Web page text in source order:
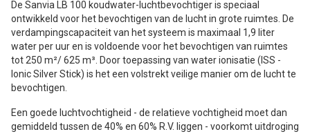
De Sanvia LB 100 koudwater-luchtbevochtiger is speciaal
ontwikkeld voor het bevochtigen van de lucht in grote ruimtes. De
verdampingscapaciteit van het systeem is maximaal 1,9 liter
water per uur en is voldoende voor het bevochtigen van ruimtes
tot 250 m²/ 625 m³. Door toepassing van water ionisatie (ISS -
Ionic Silver Stick) is het een volstrekt veilige manier om de lucht te
bevochtigen.
Een goede luchtvochtigheid - de relatieve vochtigheid moet dan
gemiddeld tussen de 40% en 60% R.V. liggen - voorkomt uitdroging